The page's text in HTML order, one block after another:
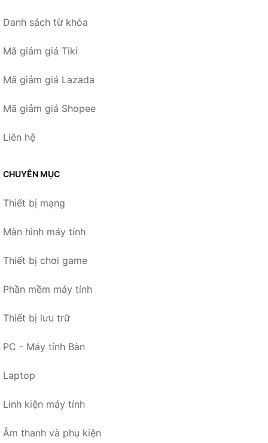
Danh sách từ khóa
Mã giảm giá Tiki
Mã giảm giá Lazada
Mã giảm giá Shopee
Liên hệ
CHUYÊN MỤC
Thiết bị mạng
Màn hình máy tính
Thiết bị chơi game
Phần mềm máy tính
Thiết bị lưu trữ
PC - Máy tính Bàn
Laptop
Linh kiện máy tính
Âm thanh và phụ kiện